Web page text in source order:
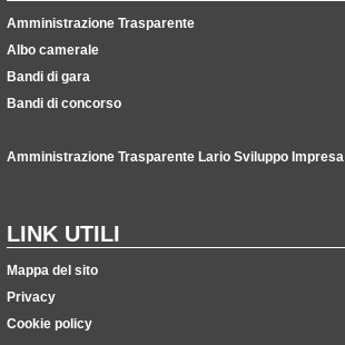
Amministrazione Trasparente
Albo camerale
Bandi di gara
Bandi di concorso
Amministrazione Trasparente Lario Sviluppo Impresa
LINK UTILI
Mappa del sito
Privacy
Cookie policy